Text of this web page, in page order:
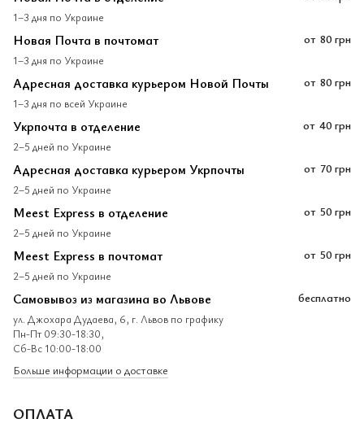
1–3 дня по Украине
Новая Почта в почтомат
1–3 дня по Украине
от 80 грн
Адресная доставка курьером Новой Почты
1–3 дня по всей Украине
от 80 грн
Укрпочта в отделение
2–5 дней по Украине
от 40 грн
Адресная доставка курьером Укрпочты
2–5 дней по Украине
от 70 грн
Meest Express в отделение
2–5 дней по Украине
от 50 грн
Meest Express в почтомат
2–5 дней по Украине
от 50 грн
Самовывоз из магазина во Львове
ул. Джохара Дудаева, 6, г. Львов по графику
Пн-Пт 09:30-18:30,
Сб-Вс 10:00-18:00
бесплатно
Больше информации о доставке
ОПЛАТА